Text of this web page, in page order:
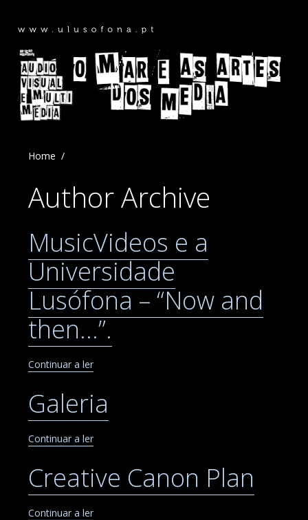
Home
Author Archive
MusicVideos e a
Universidade
Lusófona – “Now and
then…”.
Continuar a ler
Galeria
Continuar a ler
Creative Canon Plan
Continuar a ler